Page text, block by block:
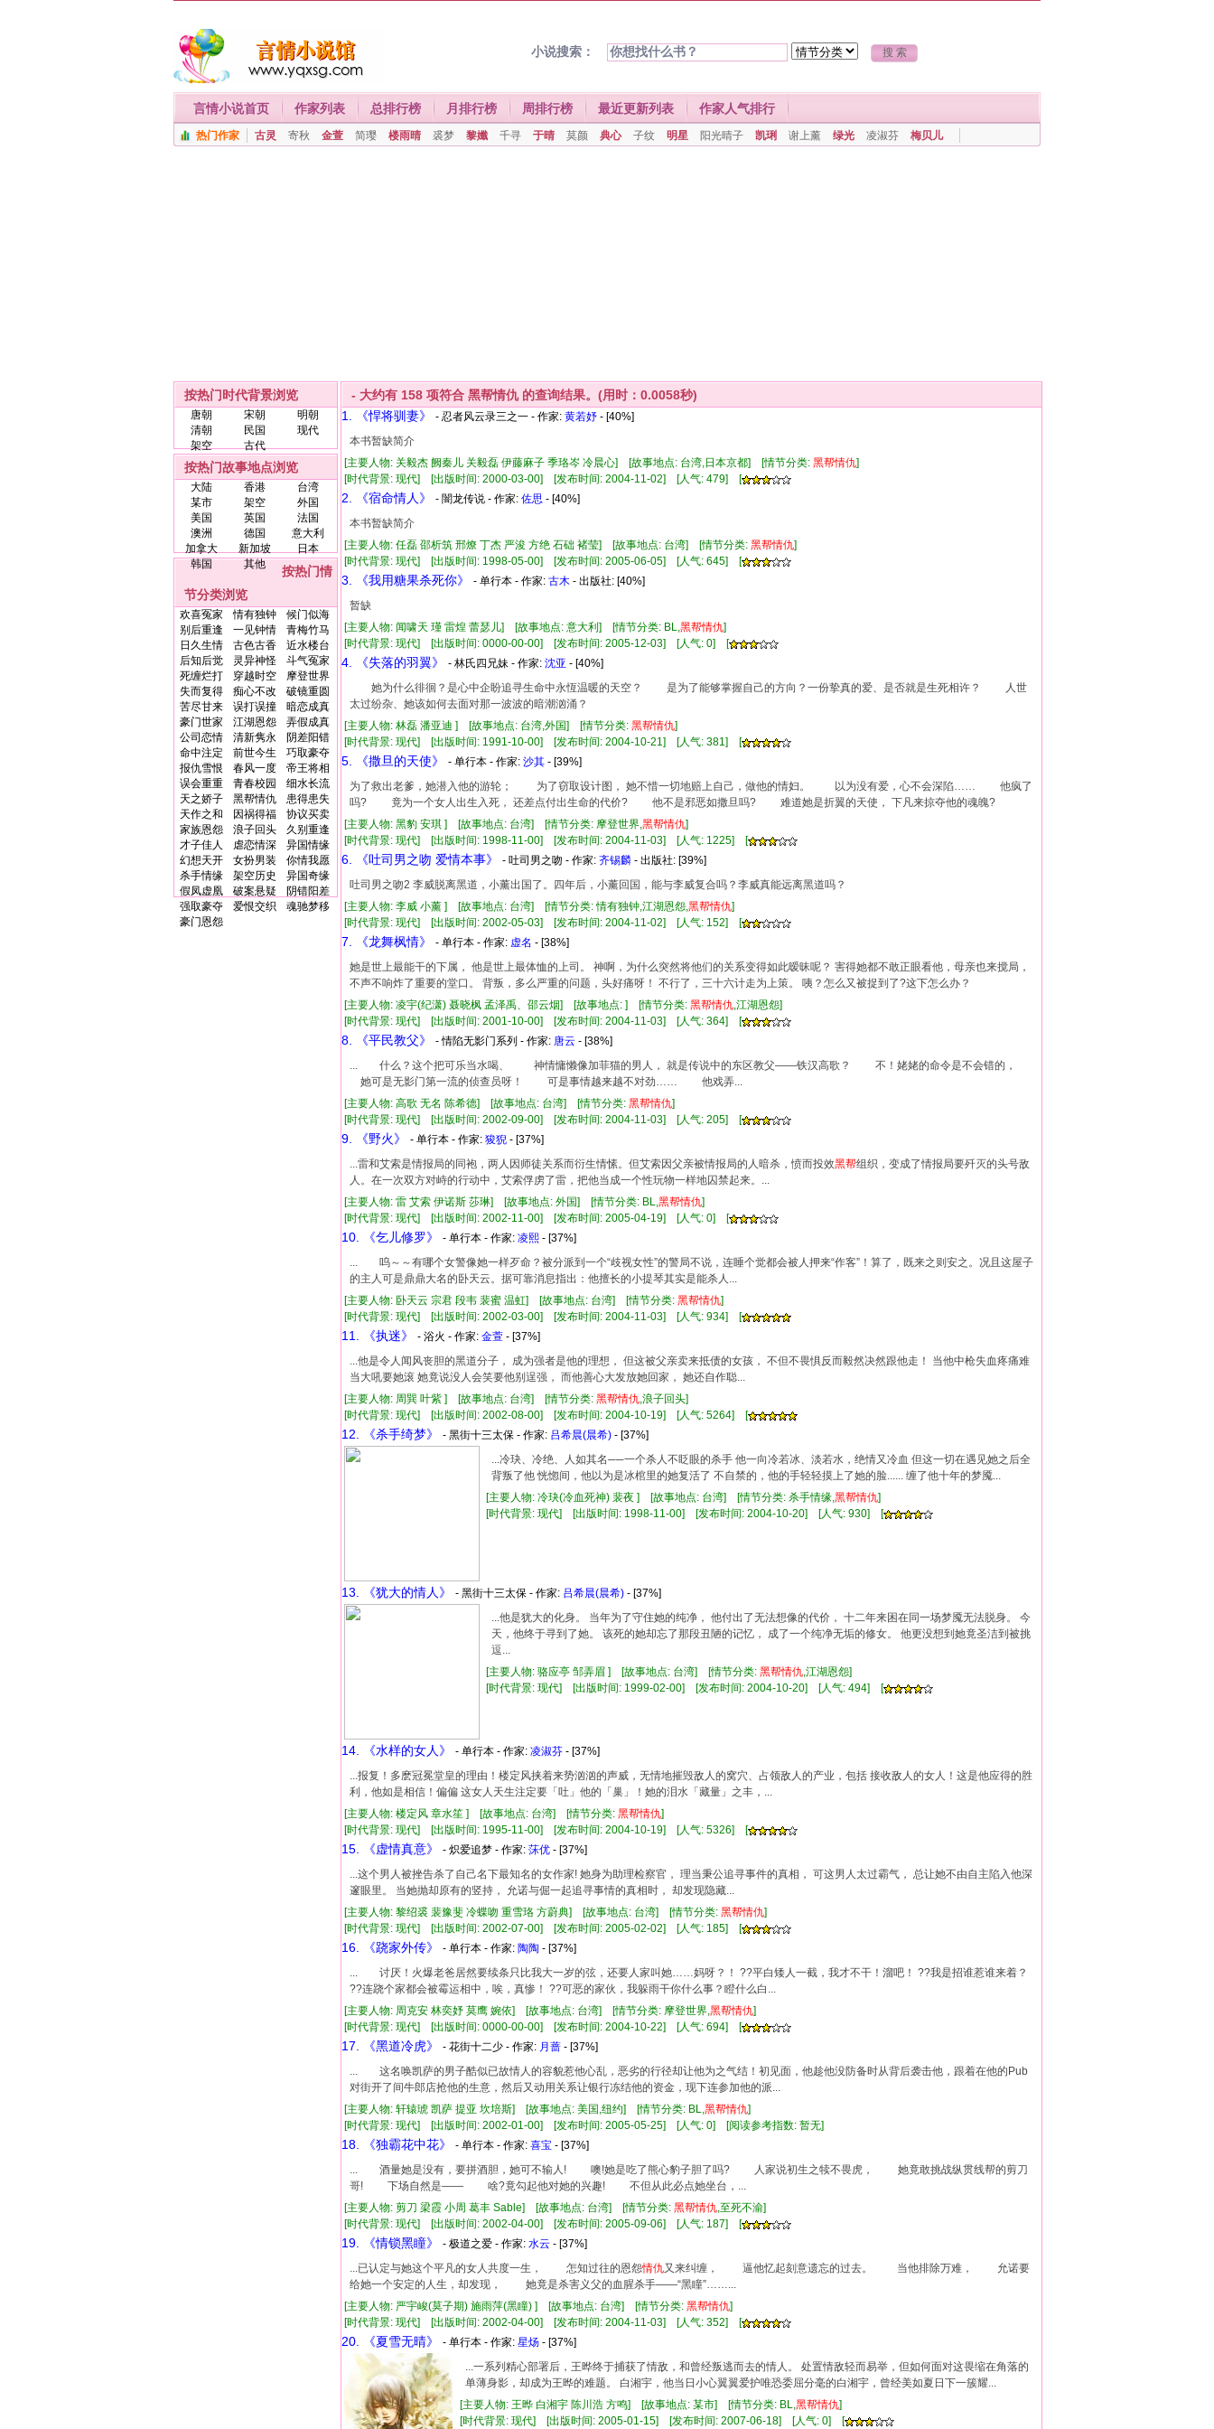
小说搜索：
言情小说首页 作家列表 总排行榜 月排行榜 周排行榜 最近更新列表 作家人气排行
热门作家 古灵 寄秋 金萱 简璎 楼雨晴 裘梦 黎孅 千寻 于晴 莫颜 典心 子纹 明星 阳光晴子 凯琍 谢上薰 绿光 凌淑芬 梅贝儿
按热门时代背景浏览
唐朝 宋朝
明朝
清朝
民国
现代
架空
古代
按热门故事地点浏览
大陆 香港
台湾
某市
架空
外国
美国
英国
法国
澳洲
德国
意大利
加拿大
新加坡
日本
韩国
其他
按热门情
节分类浏览
欢喜冤家 情有独钟
候门似海
别后重逢
一见钟情
青梅竹马
日久生情
古色古香
近水楼台
后知后觉
灵异神怪
斗气冤家
死缠烂打
穿越时空
摩登世界
失而复得
痴心不改
破镜重圆
苦尽甘来
误打误撞
暗恋成真
豪门世家
江湖恩怨
弄假成真
公司恋情
清新隽永
阴差阳错
命中注定
前世今生
巧取豪夺
报仇雪恨
春风一度
帝王将相
误会重重
青春校园
细水长流
天之娇子
黑帮情仇
患得患失
天作之和
因祸得福
协议买卖
家族恩怨
浪子回头
久别重逢
才子佳人
虐恋情深
异国情缘
幻想天开
女扮男装
你情我愿
杀手情缘
架空历史
异国奇缘
假凤虚凰
破案悬疑
阴错阳差
强取豪夺
爱恨交织
魂驰梦移
豪门恩怨
- 大约有 158 项符合 黑帮情仇的查询结果。(用时：0.0058秒)
1. 《悍将驯妻》
- 忍者风云录三之一 - 作家: 黄若妤 - [40%]
本书暂缺简介
[主要人物: 关毅杰 阙秦儿 关毅磊 伊藤麻子 季珞岑 冷晨心] [故事地点: 台湾,日本京都] [情节分类: 黑帮情仇]
[时代背景: 现代] [出版时间: 2000-03-00] [发布时间: 2004-11-02] [人气: 479] [
2. 《宿命情人》 - 闇龙传说 - 作家: 佐思 - [40%]
本书暂缺简介
[主要人物: 任磊 邵析筑 邢燎 丁杰 严浚 方绝 石础 褚莹] [故事地点: 台湾] [情节分类: 黑帮情仇]
[时代背景: 现代] [出版时间: 1998-05-00] [发布时间: 2005-06-05] [人气: 645] [
3. 《我用糖果杀死你》 - 单行本 - 作家: 古木 - 出版社: [40%]
暂缺
[主要人物: 闻啸天 瑾 雷煌 蕾瑟儿] [故事地点: 意大利] [情节分类: BL,黑帮情仇]
[时代背景: 现代] [出版时间: 0000-00-00] [发布时间: 2005-12-03] [人气: 0] [
4. 《失落的羽翼》 - 林氏四兄妹 - 作家: 沈亚 - [40%]
她为什么徘徊？是心中企盼追寻生命中永恆温暖的天空？ 是为了能够掌握自己的方向？一份挚真的爱、是否就是生死相许？ 人世
太过纷杂、她该如何去面对那一波波的暗潮汹涌？
[主要人物: 林磊 潘亚迪 ] [故事地点: 台湾,外国] [情节分类: 黑帮情仇]
[时代背景: 现代] [出版时间: 1991-10-00] [发布时间: 2004-10-21] [人气: 381] [
5. 《撒旦的天使》 - 单行本 - 作家: 沙其 - [39%]
为了救出老爹，她潜入他的游轮； 为了窃取设计图， 她不惜一切地赔上自己，做他的情妇。 以为没有爱，心不会深陷…… 他疯了
吗? 竟为一个女人出生入死， 还差点付出生命的代价? 他不是邪恶如撒旦吗? 难道她是折翼的天使， 下凡来掠夺他的魂魄?
[主要人物: 黑豹 安琪 ] [故事地点: 台湾] [情节分类: 摩登世界,黑帮情仇]
[时代背景: 现代] [出版时间: 1998-11-00] [发布时间: 2004-11-03] [人气: 1225] [
6. 《吐司男之吻 爱情本事》 - 吐司男之吻 - 作家: 齐锡麟 - 出版社: [39%]
吐司男之吻2 李威脱离黑道，小薰出国了。四年后，小薰回国，能与李威复合吗？李威真能远离黑道吗？
[主要人物: 李威 小薰 ] [故事地点: 台湾] [情节分类: 情有独钟,江湖恩怨,黑帮情仇]
[时代背景: 现代] [出版时间: 2002-05-03] [发布时间: 2004-11-02] [人气: 152] [
7. 《龙舞枫情》 - 单行本 - 作家: 虚名 - [38%]
她是世上最能干的下属， 他是世上最体恤的上司。 神啊，为什么突然将他们的关系变得如此暧昧呢？ 害得她都不敢正眼看他，母亲也来搅局，
不声不响炸了重要的堂口。 背叛，多么严重的问题，头好痛呀！ 不行了，三十六计走为上策。 咦？怎么又被捉到了?这下怎么办？
[主要人物: 凌宇(纪潇) 聂晓枫 孟泽禹、邵云烟] [故事地点: ] [情节分类: 黑帮情仇,江湖恩怨]
[时代背景: 现代] [出版时间: 2001-10-00] [发布时间: 2004-11-03] [人气: 364] [
8. 《平民教父》 - 情陷无影门系列 - 作家: 唐云 - [38%]
... 什么？这个把可乐当水喝、 神情慵懒像加菲猫的男人， 就是传说中的东区教父——铁汉高歌？ 不！姥姥的命令是不会错的，
她可是无影门第一流的侦查员呀！ 可是事情越来越不对劲…… 他戏弄...
[主要人物: 高歌 无名 陈希德] [故事地点: 台湾] [情节分类: 黑帮情仇]
[时代背景: 现代] [出版时间: 2002-09-00] [发布时间: 2004-11-03] [人气: 205] [
9. 《野火》 - 单行本 - 作家: 狻猊 - [37%]
...雷和艾索是情报局的同袍，两人因师徒关系而衍生情愫。但艾索因父亲被情报局的人暗杀，愤而投效黑帮组织，变成了情报局要歼灭的头号敌
人。在一次双方对峙的行动中，艾索俘虏了雷，把他当成一个性玩物一样地囚禁起来。...
[主要人物: 雷 艾索 伊诺斯 莎琳] [故事地点: 外国] [情节分类: BL,黑帮情仇]
[时代背景: 现代] [出版时间: 2002-11-00] [发布时间: 2005-04-19] [人气: 0] [
10. 《乞儿修罗》 - 单行本 - 作家: 凌熙 - [37%]
... 呜～～有哪个女警像她一样歹命？被分派到一个“歧视女性”的警局不说，连睡个觉都会被人押来“作客”！算了，既来之则安之。况且这屋子
的主人可是鼎鼎大名的卧天云。据可靠消息指出：他擅长的小提琴其实是能杀人...
[主要人物: 卧天云 宗君 段韦 裴蜜 温虹] [故事地点: 台湾] [情节分类: 黑帮情仇]
[时代背景: 现代] [出版时间: 2002-03-00] [发布时间: 2004-11-03] [人气: 934] [
11. 《执迷》 - 浴火 - 作家: 金萱 - [37%]
...他是令人闻风丧胆的黑道分子， 成为强者是他的理想， 但这被父亲卖来抵债的女孩， 不但不畏惧反而毅然决然跟他走！ 当他中枪失血疼痛难
当大吼要她滚 她竟说没人会笑要他别逞强， 而他善心大发放她回家， 她还自作聪...
[主要人物: 周巽 叶紫 ] [故事地点: 台湾] [情节分类: 黑帮情仇,浪子回头]
[时代背景: 现代] [出版时间: 2002-08-00] [发布时间: 2004-10-19] [人气: 5264] [
12. 《杀手绮梦》 - 黑街十三太保 - 作家: 吕希晨(晨希) - [37%]
...冷玦、冷绝、人如其名──一个杀人不眨眼的杀手 他一向冷若冰、淡若水，绝情又冷血 但这一切在遇见她之后全
背叛了他 恍惚间，他以为是冰棺里的她复活了 不自禁的，他的手轻轻摸上了她的脸...... 缠了他十年的梦魇...
[主要人物: 冷玦(冷血死神) 裴夜 ] [故事地点: 台湾] [情节分类: 杀手情缘,黑帮情仇]
[时代背景: 现代] [出版时间: 1998-11-00] [发布时间: 2004-10-20] [人气: 930] [
13. 《犹大的情人》 - 黑街十三太保 - 作家: 吕希晨(晨希) - [37%]
...他是犹大的化身。 当年为了守住她的纯净， 他付出了无法想像的代价， 十二年来困在同一场梦魇无法脱身。 今
天，他终于寻到了她。 该死的她却忘了那段丑陋的记忆， 成了一个纯净无垢的修女。 他更没想到她竟圣洁到被挑
逗...
[主要人物: 骆应亭 邹弄眉 ] [故事地点: 台湾] [情节分类: 黑帮情仇,江湖恩怨]
[时代背景: 现代] [出版时间: 1999-02-00] [发布时间: 2004-10-20] [人气: 494] [
14. 《水样的女人》 - 单行本 - 作家: 凌淑芬 - [37%]
...报复！多麽冠冕堂皇的理由！楼定风挟着来势汹汹的声威，无情地摧毁敌人的窝穴、占领敌人的产业，包括 接收敌人的女人！这是他应得的胜
利，他如是相信！偏偏 这女人天生注定要「吐」他的「巢」！她的泪水「藏量」之丰，...
[主要人物: 楼定风 章水笙 ] [故事地点: 台湾] [情节分类: 黑帮情仇]
[时代背景: 现代] [出版时间: 1995-11-00] [发布时间: 2004-10-19] [人气: 5326] [
15. 《虚情真意》 - 炽爱追梦 - 作家: 莯优 - [37%]
...这个男人被挫告杀了自己名下最知名的女作家! 她身为助理检察官， 理当秉公追寻事件的真相， 可这男人太过霸气， 总让她不由自主陷入他深
邃眼里。 当她抛却原有的竖持， 允诺与倔一起追寻事情的真相时， 却发现隐藏...
[主要人物: 黎绍裘 裴豫斐 冷蝶吻 重雪珞 方蔚典] [故事地点: 台湾] [情节分类: 黑帮情仇]
[时代背景: 现代] [出版时间: 2002-07-00] [发布时间: 2005-02-02] [人气: 185] [
16. 《跷家外传》 - 单行本 - 作家: 陶陶 - [37%]
... 讨厌！火爆老爸居然要续条只比我大一岁的弦，还要人家叫她……妈呀？！ ??平白矮人一截，我才不干！溜吧！ ??我是招谁惹谁来着？
??连跷个家都会被霉运相中，唉，真惨！ ??可恶的家伙，我躲雨干你什么事？瞪什么白...
[主要人物: 周克安 林奕妤 莫鹰 婉依] [故事地点: 台湾] [情节分类: 摩登世界,黑帮情仇]
[时代背景: 现代] [出版时间: 0000-00-00] [发布时间: 2004-10-22] [人气: 694] [
17. 《黑道冷虎》 - 花街十二少 - 作家: 月蔷 - [37%]
... 这名唤凯萨的男子酷似已故情人的容貌惹他心乱，恶劣的行径却让他为之气结！初见面，他趁他没防备时从背后袭击他，跟着在他的Pub
对街开了间牛郎店抢他的生意，然后又动用关系让银行冻结他的资金，现下连参加他的派...
[主要人物: 轩辕琥 凯萨 提亚 坎培斯] [故事地点: 美国,纽约] [情节分类: BL,黑帮情仇]
[时代背景: 现代] [出版时间: 2002-01-00] [发布时间: 2005-05-25] [人气: 0] [阅读参考指数: 暂无]
18. 《独霸花中花》 - 单行本 - 作家: 喜宝 - [37%]
... 酒量她是没有，要拼酒胆，她可不输人! 噢!她是吃了熊心豹子胆了吗? 人家说初生之犊不畏虎， 她竟敢挑战纵贯线帮的剪刀
哥! 下场自然是—— 啥?竟勾起他对她的兴趣! 不但从此必点她坐台，...
[主要人物: 剪刀 梁霞 小周 葛丰 Sable] [故事地点: 台湾] [情节分类: 黑帮情仇,至死不渝]
[时代背景: 现代] [出版时间: 2002-04-00] [发布时间: 2005-09-06] [人气: 187] [
19. 《情锁黑瞳》 - 极道之爱 - 作家: 水云 - [37%]
...已认定与她这个平凡的女人共度一生， 怎知过往的恩怨情仇又来纠缠， 逼他忆起刻意遗忘的过去。 当他排除万难， 允诺要
给她一个安定的人生，却发现， 她竟是杀害义父的血腥杀手——“黑瞳”……...
[主要人物: 严宇峻(莫子期) 施雨萍(黑瞳) ] [故事地点: 台湾] [情节分类: 黑帮情仇]
[时代背景: 现代] [出版时间: 2002-04-00] [发布时间: 2004-11-03] [人气: 352] [
20. 《夏雪无晴》 - 单行本 - 作家: 星炀 - [37%]
...一系列精心部署后，王晔终于捕获了情敌，和曾经叛逃而去的情人。 处置情敌轻而易举，但如何面对这畏缩在角落的
单薄身影，却成为王晔的难题。 白湘宇，他当日小心翼翼爱护唯恐委屈分毫的白湘宇，曾经美如夏日下一簇耀...
[主要人物: 王晔 白湘宇 陈川浩 方鸣] [故事地点: 某市] [情节分类: BL,黑帮情仇]
[时代背景: 现代] [出版时间: 2005-01-15] [发布时间: 2007-06-18] [人气: 0] [